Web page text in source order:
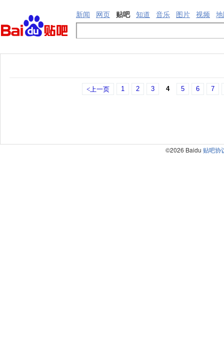
新闻 网页 贴吧 知道 音乐 图片 视频
<上一页 1 2 3 4 5 6 7
©2026 Baidu 贴吧协